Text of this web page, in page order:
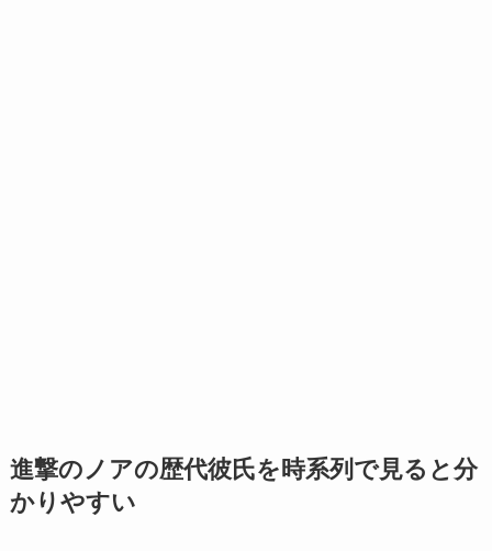
進撃のノアの歴代彼氏を時系列で見ると分
かりやすい